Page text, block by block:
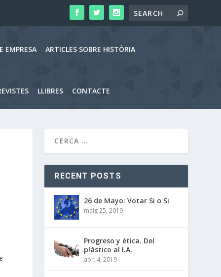
EMPRESA ARTICLES SOBRE HISTÒRIA
LLIBRES CONTACTE
RECENT POSTS
26 de Mayo: Votar Si o Si
maig 25, 2019
Progreso y ética. Del
plástico al I.A.
abr. 4, 2019